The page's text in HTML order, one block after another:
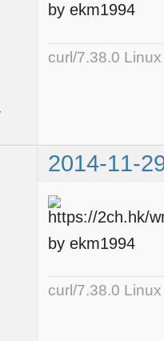
by ekm1994
curl/7.38.0
2014-11-
by ekm1994
curl/7.38.0